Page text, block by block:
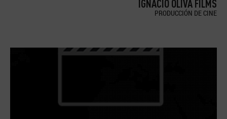
IGNACIO OLIVA FILMS
PRODUCCIÓN DE CINE